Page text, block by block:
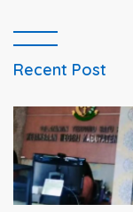
Recent Post